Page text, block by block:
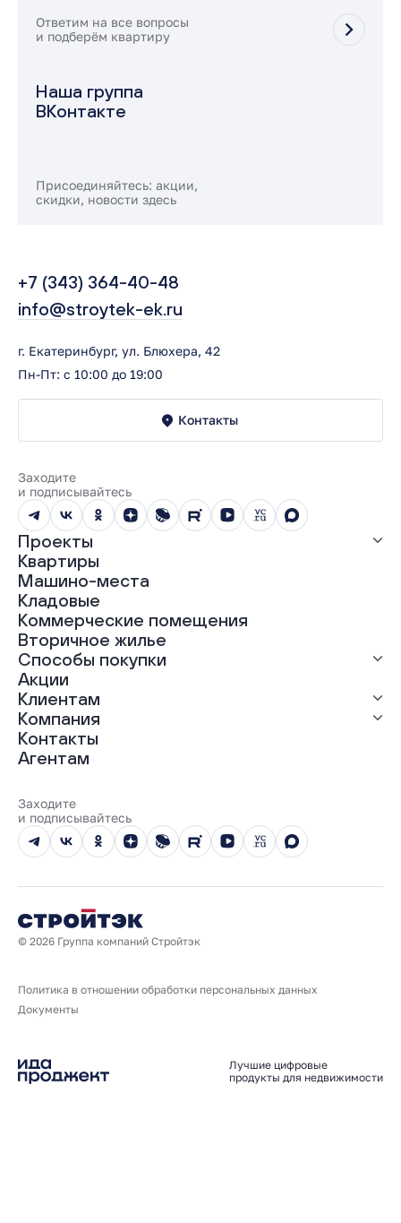
Ответим на все вопросы
и подберём квартиру
Наша группа
ВКонтакте
Присоединяйтесь: акции,
скидки, новости здесь
+7 (343) 364-40-48
info@stroytek-ek.ru
г. Екатеринбург, ул. Блюхера, 42
Пн-Пт: с 10:00 до 19:00
Контакты
Заходите
и подписывайтесь
Проекты
Все проекты
ЖК «Абрикос»
ЖК «Гравитация»
ЖК «Грин Гарден»
ЖК «Динамика»
ЖК «Мохито»
ЖК «Современник»
ЖК «Янтарная долина»
Квартиры
Машино-места
Кладовые
Коммерческие помещения
Вторичное жилье
Способы покупки
Выгодная ипотека
Рассрочка
Материнский капитал
Трейд-ин
100% оплата
Акции
Клиентам
Ход строительства
Документы
Выдача ключей
Компания
О нас
Карьера
Реализованные проекты
Вопросы и ответы
Новости
Юбилейный год
Контакты
Агентам
Заходите
и подписывайтесь
© 2026 Группа компаний Стройтэк
Политика в отношении обработки персональных данных
Документы
Лучшие цифровые
продукты для недвижимости